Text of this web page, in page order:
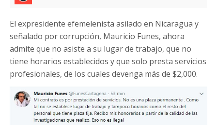
El expresidente efemelenista asilado en Nicaragua y
señalado por corrupción, Mauricio Funes, ahora
admite que no asiste a su lugar de trabajo, que no
tiene horarios establecidos y que solo presta servicios
profesionales, de los cuales devenga más de $2,000.